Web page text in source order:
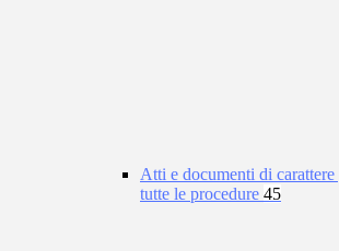
Atti e documenti di
tutte le procedure 45